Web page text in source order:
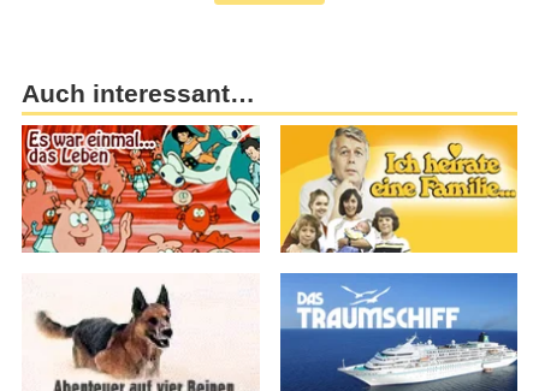
Auch interessant…